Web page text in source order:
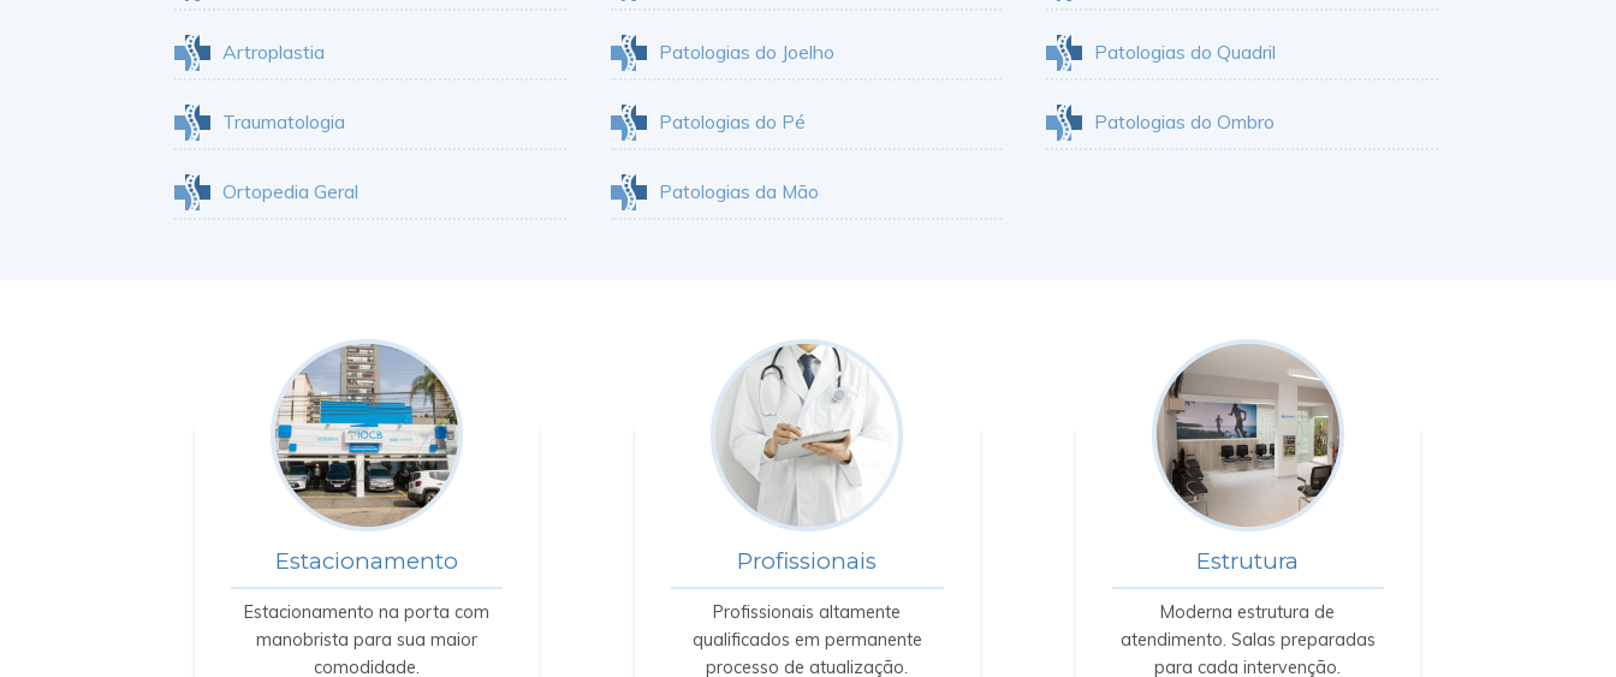
Artroplastia
Traumatologia
Ortopedia Geral
Patologias do Joelho
Patologias do Pé
Patologias da Mão
Patologias do Quadril
Patologias do Ombro
Estacionamento
Estacionamento na porta com
manobrista para sua maior
comodidade.
Profissionais
Profissionais altamente
qualificados em permanente
processo de atualização.
Estrutura
Moderna estrutura de
atendimento. Salas preparadas
para cada intervenção.